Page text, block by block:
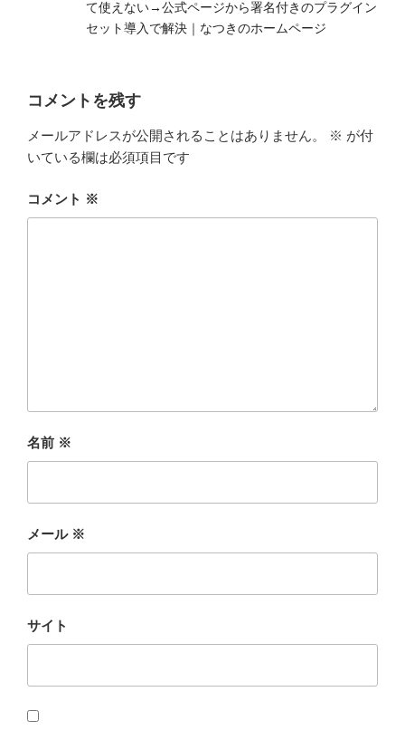
て使えない→公式ページから署名付きのプラグイン
セット導入で解決｜なつきのホームページ
コメントを残す
メールアドレスが公開されることはありません。 ※ が付
いている欄は必須項目です
コメント ※
名前 ※
メール ※
サイト